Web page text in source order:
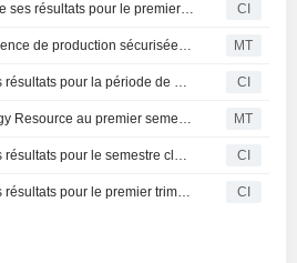
Beijing Haohua Energy Resource Co., Ltd. publie ses résultats pour le premier trimestre clos le 31 mars 2025 CI
Beijing Haohua Energy Resource obtient une licence de production sécurisée pour une mine de charbon MT
Beijing Haohua Energy Resource Co. publie ses résultats pour la période de neuf mois se terminant le 30 septembre 2024 CI
Le bénéfice attribuable de Beijing Haohua Energy Resource au premier semestre augmente de 21 % ; les actions progressent de 10 MT
Beijing Haohua Energy Resource Co. publie ses résultats pour le semestre clos le 30 juin 2024 CI
Beijing Haohua Energy Resource Co. publie ses résultats pour le premier trimestre clos le 31 mars 2024 CI